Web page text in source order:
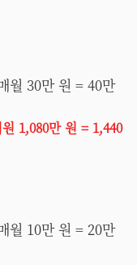
월 30만 원 = 40만
1,080만 원 = 1,440
월 10만 원 = 20만